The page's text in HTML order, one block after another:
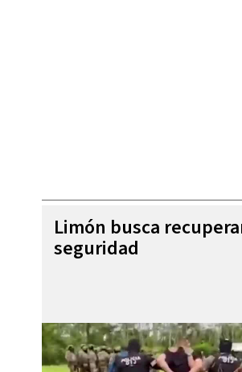
Limón busca
seguridad